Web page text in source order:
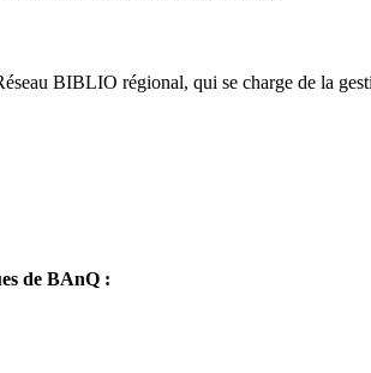
BIBLIO régional, qui se charge de la
de BAnQ :